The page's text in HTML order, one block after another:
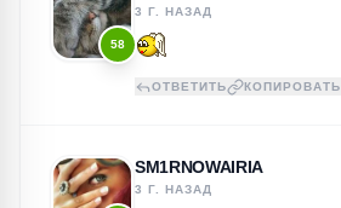
58
3 Г. НАЗАД
ОТВЕТИТЬ КОПИРОВАТЬ
SM1RNOWAIRIA
3 Г. НАЗАД